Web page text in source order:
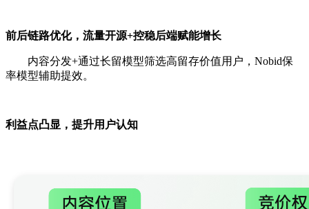
前后链路优化，流量开源+控稳后端赋能增长
内容分发+通过长留模型筛选高留存价值用户，Nobid保
率模型辅助提效。
利益点凸显，提升用户认知